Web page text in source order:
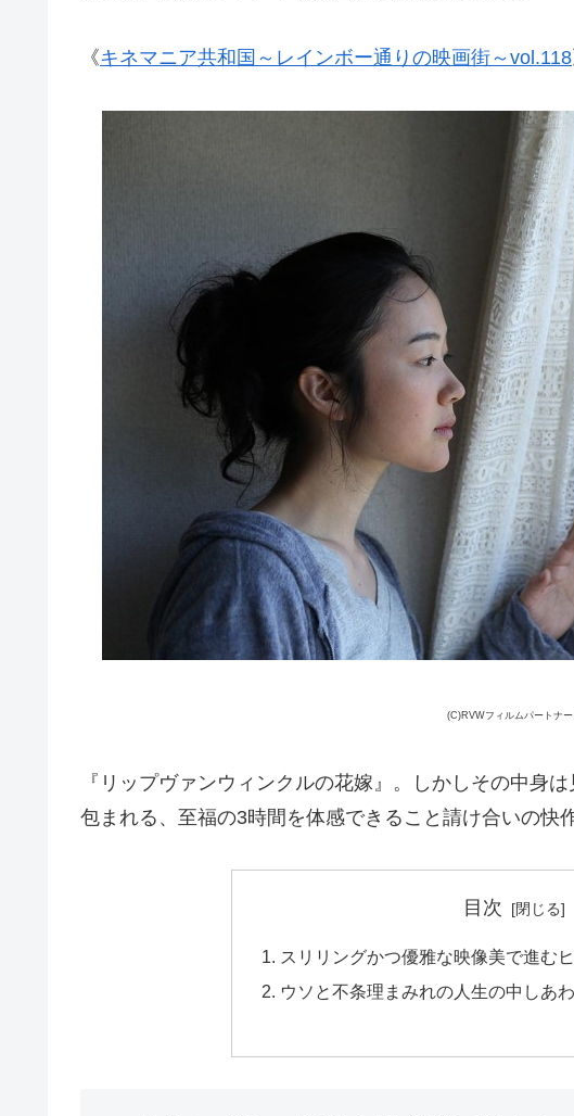
《キネマニア共和国～レインボー通りの映画街～vol.118
(C)RVWフィルムパートナー
『リップヴァンウィンクルの花嫁』。しかしその中身
包まれる、至福の3時間を体感できること請け合いの快
目次
スリリングかつ優雅な映像美で進む
ウソと不条理まみれの人生の中しあ